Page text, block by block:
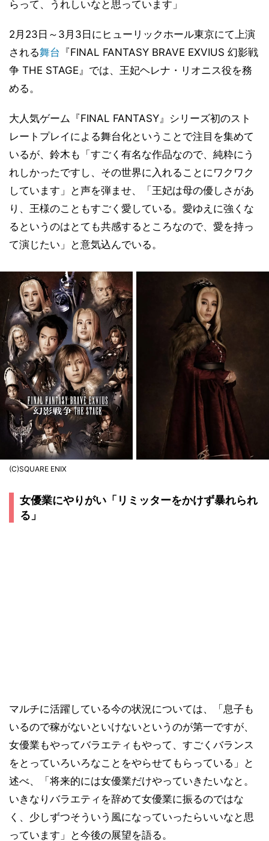
らって、うれしいなと思っています」
2月23日～3月3日にヒューリックホール東京にて上演
される舞台 『FINAL FANTASY BRAVE EXVIUS 幻影戦
争 THE STAGE』では、王妃ヘレナ・リオニス役を務
める。
大人気ゲーム『FINAL FANTASY』シリーズ初のスト
レートプレイによる舞台化ということで注目を集めて
いるが、鈴木も「すごく有名な作品なので、純粋にう
れしかったですし、その世界に入れることにワクワク
しています」と声を弾ませ、「王妃は母の優しさがあ
り、王様のこともすごく愛している。愛ゆえに強くな
るというのはとても共感するところなので、愛を持っ
て演じたい」と意気込んでいる。
(C)SQUARE ENIX
女優業にやりがい「リミッターをかけず暴れられ
る」
マルチに活躍している今の状況については、「息子も
いるので稼がないといけないというのが第一ですが、
女優業もやってバラエティもやって、すごくバランス
をとっていろいろなことをやらせてもらっている」と
述べ、「将来的には女優業だけやっていきたいなと。
いきなりバラエティを辞めて女優業に振るのではな
く、少しずつそういう風になっていったらいいなと思
っています」と今後の展望を語る。